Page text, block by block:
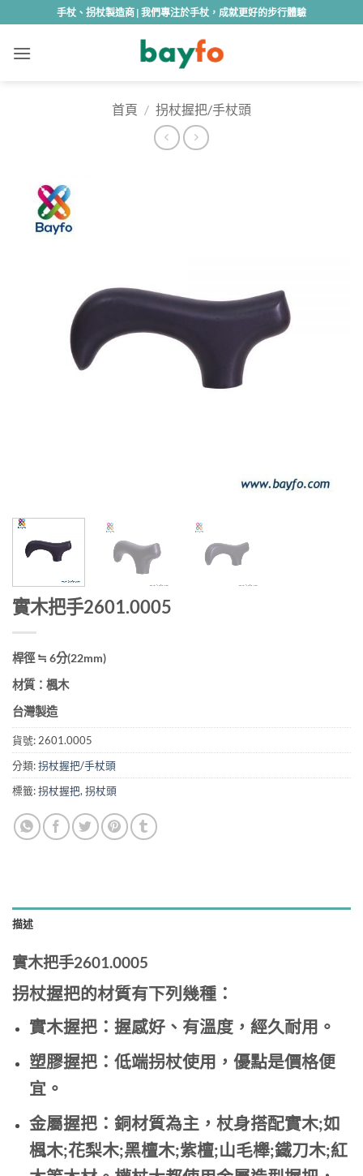
to
content
手杖、拐杖製造商 | 我們專注於手杖，成就更好的步行體驗
首頁 / 拐杖握把/手杖頭
實木把手2601.0005
桿徑 ≒ 6分(22mm)
材質：楓木
台灣製造
貨號: 2601.0005
分類:拐杖握把/手杖頭
標籤:拐杖握把, 拐杖頭
描述
實木把手2601.0005
拐杖握把的材質有下列幾種：
實木握把：握感好、有溫度，經久耐用。
塑膠握把：低端拐杖使用，優點是價格便
宜。
金屬握把：銅材質為主，杖身搭配實木;如
楓木;花梨木;黑檀木;紫檀;山毛櫸;鐵刀木;紅